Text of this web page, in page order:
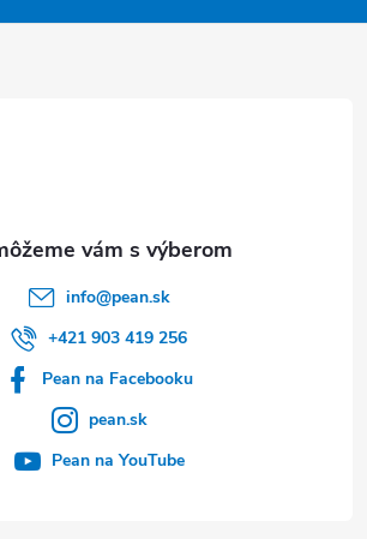
info@pean.sk
+421 903 419 256
Pean na Facebooku
pean.sk
Pean na YouTube